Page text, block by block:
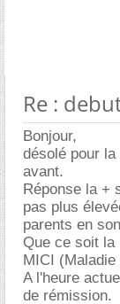
Re :
Bonjour,
désolé pour
avant.
Réponse la +
pas plus
parents en
Que ce soit la
MICI
A l'heure
de rémission.